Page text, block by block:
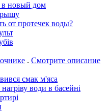
в новый дом
от протечек воды?
. Смотрите описание
смак м'яса
води в басейні